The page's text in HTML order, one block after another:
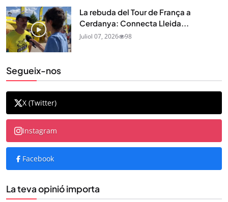
La rebuda del Tour de França a
Cerdanya: Connecta Lleida...
Juliol 07, 2026 98
Segueix-nos
X (Twitter)
Instagram
Facebook
La teva opinió importa